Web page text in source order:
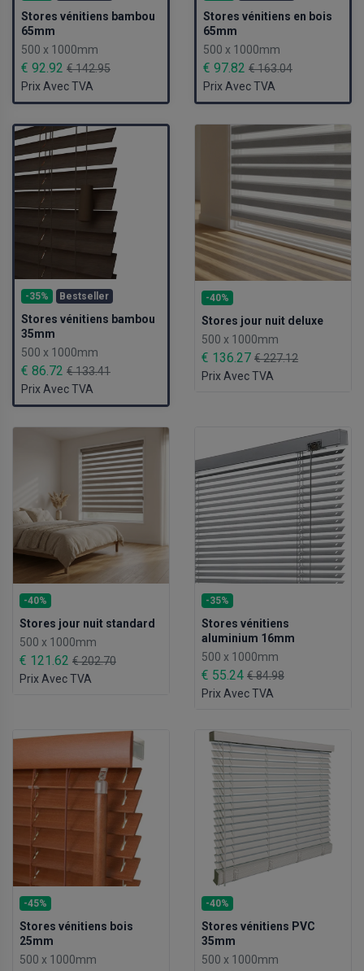
Stores vénitiens bambou
65mm
500 x 1000mm
€ 92.92 € 142.95
Prix Avec TVA
Stores vénitiens en bois
65mm
500 x 1000mm
€ 97.82 € 163.04
Prix Avec TVA
-35% Bestseller
Stores vénitiens bambou
35mm
500 x 1000mm
€ 86.72 € 133.41
Prix Avec TVA
-40%
Stores jour nuit deluxe
500 x 1000mm
€ 136.27 € 227.12
Prix Avec TVA
-40%
Stores jour nuit standard
500 x 1000mm
€ 121.62 € 202.70
Prix Avec TVA
-35%
Stores vénitiens
aluminium 16mm
500 x 1000mm
€ 55.24 € 84.98
Prix Avec TVA
-45%
Stores vénitiens bois
25mm
500 x 1000mm
-40%
Stores vénitiens PVC
35mm
500 x 1000mm